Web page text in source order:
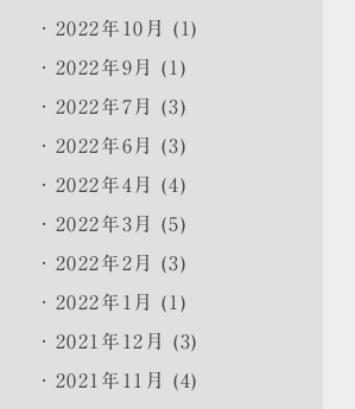
2022年10月 (1)
2022年9月 (1)
2022年7月 (3)
2022年6月 (3)
2022年4月 (4)
2022年3月 (5)
2022年2月 (3)
2022年1月 (1)
2021年12月 (3)
2021年11月 (4)